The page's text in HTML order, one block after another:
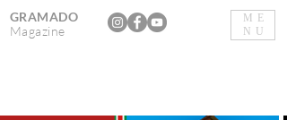
ME
NU
GRAMADO
Magazine